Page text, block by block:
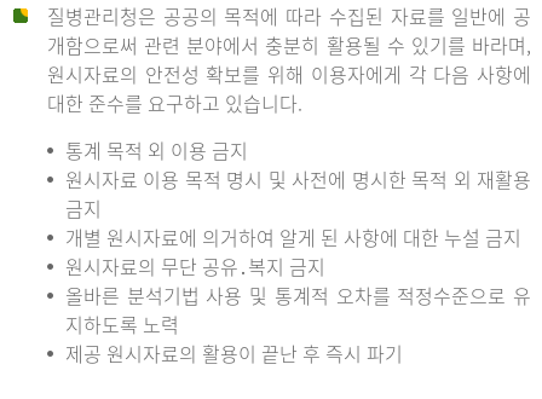
질병관리청은 공공의 목적에 따라 수집된 자료를 일반에 공
개함으로써 관련 분야에서 충분히 활용될 수 있기를 바라며,
원시자료의 안전성 확보를 위해 이용자에게 각 다음 사항에
대한 준수를 요구하고 있습니다.
통계 목적 외 이용 금지
원시자료 이용 목적 명시 및 사전에 명시한 목적 외 재활용
금지
개별 원시자료에 의거하여 알게 된 사항에 대한 누설 금지
원시자료의 무단 공유․복지 금지
올바른 분석기법 사용 및 통계적 오차를 적정수준으로 유
지하도록 노력
제공 원시자료의 활용이 끝난 후 즉시 파기